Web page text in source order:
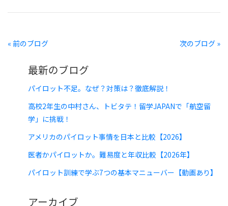
« 前のブログ 次のブログ »
最新のブログ
パイロット不足。なぜ？対策は？徹底解説！
高校2年生の中村さん、トビタテ！留学JAPANで「航空留
学」に挑戦！
アメリカのパイロット事情を日本と比較【2026】
医者かパイロットか。難易度と年収比較【2026年】
パイロット訓練で学ぶ7つの基本マニューバー【動画あり】
アーカイブ